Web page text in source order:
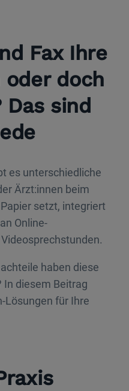
Fax Ihre
doch
sind
es unterschiedliche
Ärzt:innen beim
setzt, integriert
Online-
haben diese
diesem Beitrag
Lösungen für Ihre